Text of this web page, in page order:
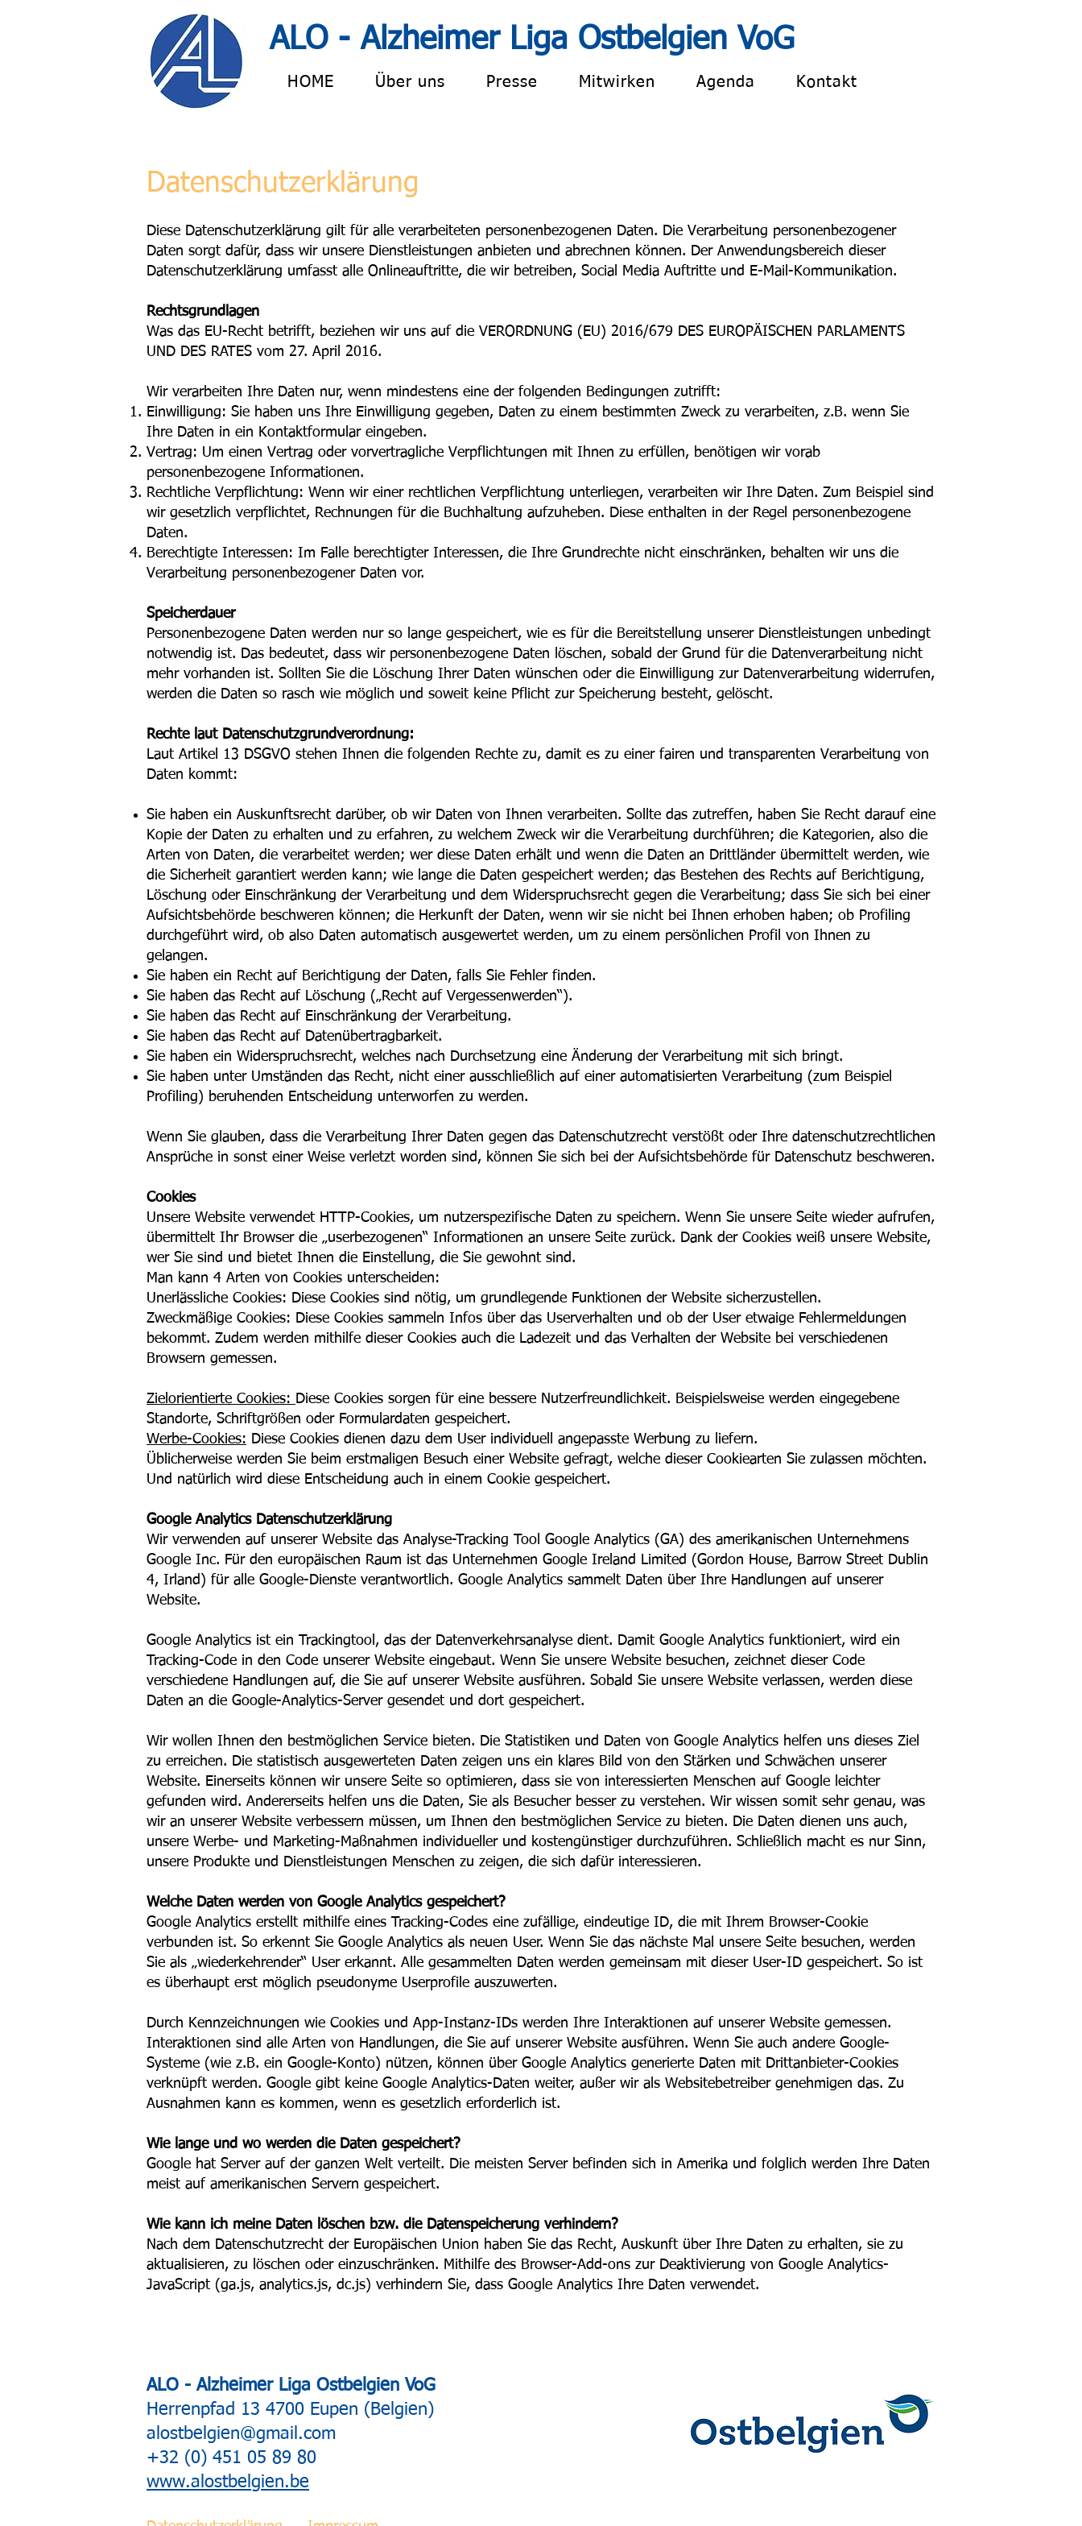
ALO - Alzheimer Liga Ostbelgien VoG
HOME Über uns Presse Mitwirken Agenda Kontakt
Datenschutzerklärung
Diese Datenschutzerklärung gilt für alle verarbeiteten personenbezogenen Daten. Die Verarbeitung personenbezogener
Daten sorgt dafür, dass wir unsere Dienstleistungen anbieten und abrechnen können. Der Anwendungsbereich dieser
Datenschutzerklärung umfasst alle Onlineauftritte, die wir betreiben, Social Media Auftritte und E-Mail-Kommunikation.
Rechtsgrundlagen
Was das EU-Recht betrifft, beziehen wir uns auf die VERORDNUNG (EU) 2016/679 DES EUROPÄISCHEN PARLAMENTS
UND DES RATES vom 27. April 2016.
Wir verarbeiten Ihre Daten nur, wenn mindestens eine der folgenden Bedingungen zutrifft:
Einwilligung: Sie haben uns Ihre Einwilligung gegeben, Daten zu einem bestimmten Zweck zu verarbeiten, z.B. wenn Sie
Ihre Daten in ein Kontaktformular eingeben.
Vertrag: Um einen Vertrag oder vorvertragliche Verpflichtungen mit Ihnen zu erfüllen, benötigen wir vorab
personenbezogene Informationen.
Rechtliche Verpflichtung: Wenn wir einer rechtlichen Verpflichtung unterliegen, verarbeiten wir Ihre Daten. Zum Beispiel sind
wir gesetzlich verpflichtet, Rechnungen für die Buchhaltung aufzuheben. Diese enthalten in der Regel personenbezogene
Daten.
Berechtigte Interessen: Im Falle berechtigter Interessen, die Ihre Grundrechte nicht einschränken, behalten wir uns die
Verarbeitung personenbezogener Daten vor.
Speicherdauer
Personenbezogene Daten werden nur so lange gespeichert, wie es für die Bereitstellung unserer Dienstleistungen unbedingt
notwendig ist. Das bedeutet, dass wir personenbezogene Daten löschen, sobald der Grund für die Datenverarbeitung nicht
mehr vorhanden ist. Sollten Sie die Löschung Ihrer Daten wünschen oder die Einwilligung zur Datenverarbeitung widerrufen,
werden die Daten so rasch wie möglich und soweit keine Pflicht zur Speicherung besteht, gelöscht.
Rechte laut Datenschutzgrundverordnung:
Laut Artikel 13 DSGVO stehen Ihnen die folgenden Rechte zu, damit es zu einer fairen und transparenten Verarbeitung von
Daten kommt:
Sie haben ein Auskunftsrecht darüber, ob wir Daten von Ihnen verarbeiten. Sollte das zutreffen, haben Sie Recht darauf eine
Kopie der Daten zu erhalten und zu erfahren, zu welchem Zweck wir die Verarbeitung durchführen; die Kategorien, also die
Arten von Daten, die verarbeitet werden; wer diese Daten erhält und wenn die Daten an Drittländer übermittelt werden, wie
die Sicherheit garantiert werden kann; wie lange die Daten gespeichert werden; das Bestehen des Rechts auf Berichtigung,
Löschung oder Einschränkung der Verarbeitung und dem Widerspruchsrecht gegen die Verarbeitung; dass Sie sich bei einer
Aufsichtsbehörde beschweren können; die Herkunft der Daten, wenn wir sie nicht bei Ihnen erhoben haben; ob Profiling
durchgeführt wird, ob also Daten automatisch ausgewertet werden, um zu einem persönlichen Profil von Ihnen zu
gelangen.
Sie haben ein Recht auf Berichtigung der Daten, falls Sie Fehler finden.
Sie haben das Recht auf Löschung („Recht auf Vergessenwerden“).
Sie haben das Recht auf Einschränkung der Verarbeitung.
Sie haben das Recht auf Datenübertragbarkeit.
Sie haben ein Widerspruchsrecht, welches nach Durchsetzung eine Änderung der Verarbeitung mit sich bringt.
Sie haben unter Umständen das Recht, nicht einer ausschließlich auf einer automatisierten Verarbeitung (zum Beispiel
Profiling) beruhenden Entscheidung unterworfen zu werden.
Wenn Sie glauben, dass die Verarbeitung Ihrer Daten gegen das Datenschutzrecht verstößt oder Ihre datenschutzrechtlichen
Ansprüche in sonst einer Weise verletzt worden sind, können Sie sich bei der Aufsichtsbehörde für Datenschutz beschweren.
​Cookies
Unsere Website verwendet HTTP-Cookies, um nutzerspezifische Daten zu speichern. Wenn Sie unsere Seite wieder aufrufen,
übermittelt Ihr Browser die „userbezogenen“ Informationen an unsere Seite zurück. Dank der Cookies weiß unsere Website,
wer Sie sind und bietet Ihnen die Einstellung, die Sie gewohnt sind.
Man kann 4 Arten von Cookies unterscheiden:
Unerlässliche Cookies: Diese Cookies sind nötig, um grundlegende Funktionen der Website sicherzustellen.
Zweckmäßige Cookies: Diese Cookies sammeln Infos über das Userverhalten und ob der User etwaige Fehlermeldungen
bekommt. Zudem werden mithilfe dieser Cookies auch die Ladezeit und das Verhalten der Website bei verschiedenen
Browsern gemessen.
Zielorientierte Cookies: Diese Cookies sorgen für eine bessere Nutzerfreundlichkeit. Beispielsweise werden eingegebene
Standorte, Schriftgrößen oder Formulardaten gespeichert.
Werbe-Cookies: Diese Cookies dienen dazu dem User individuell angepasste Werbung zu liefern.
Üblicherweise werden Sie beim erstmaligen Besuch einer Website gefragt, welche dieser Cookiearten Sie zulassen möchten.
Und natürlich wird diese Entscheidung auch in einem Cookie gespeichert.
​Google Analytics Datenschutzerklärung
Wir verwenden auf unserer Website das Analyse-Tracking Tool Google Analytics (GA) des amerikanischen Unternehmens
Google Inc. Für den europäischen Raum ist das Unternehmen Google Ireland Limited (Gordon House, Barrow Street Dublin
4, Irland) für alle Google-Dienste verantwortlich. Google Analytics sammelt Daten über Ihre Handlungen auf unserer
Website.
Google Analytics ist ein Trackingtool, das der Datenverkehrsanalyse dient. Damit Google Analytics funktioniert, wird ein
Tracking-Code in den Code unserer Website eingebaut. Wenn Sie unsere Website besuchen, zeichnet dieser Code
verschiedene Handlungen auf, die Sie auf unserer Website ausführen. Sobald Sie unsere Website verlassen, werden diese
Daten an die Google-Analytics-Server gesendet und dort gespeichert.
Wir wollen Ihnen den bestmöglichen Service bieten. Die Statistiken und Daten von Google Analytics helfen uns dieses Ziel
zu erreichen. Die statistisch ausgewerteten Daten zeigen uns ein klares Bild von den Stärken und Schwächen unserer
Website. Einerseits können wir unsere Seite so optimieren, dass sie von interessierten Menschen auf Google leichter
gefunden wird. Andererseits helfen uns die Daten, Sie als Besucher besser zu verstehen. Wir wissen somit sehr genau, was
wir an unserer Website verbessern müssen, um Ihnen den bestmöglichen Service zu bieten. Die Daten dienen uns auch,
unsere Werbe- und Marketing-Maßnahmen individueller und kostengünstiger durchzuführen. Schließlich macht es nur Sinn,
unsere Produkte und Dienstleistungen Menschen zu zeigen, die sich dafür interessieren.
Welche Daten werden von Google Analytics gespeichert?
Google Analytics erstellt mithilfe eines Tracking-Codes eine zufällige, eindeutige ID, die mit Ihrem Browser-Cookie
verbunden ist. So erkennt Sie Google Analytics als neuen User. Wenn Sie das nächste Mal unsere Seite besuchen, werden
Sie als „wiederkehrender“ User erkannt. Alle gesammelten Daten werden gemeinsam mit dieser User-ID gespeichert. So ist
es überhaupt erst möglich pseudonyme Userprofile auszuwerten.
Durch Kennzeichnungen wie Cookies und App-Instanz-IDs werden Ihre Interaktionen auf unserer Website gemessen.
Interaktionen sind alle Arten von Handlungen, die Sie auf unserer Website ausführen. Wenn Sie auch andere Google-
Systeme (wie z.B. ein Google-Konto) nützen, können über Google Analytics generierte Daten mit Drittanbieter-Cookies
verknüpft werden. Google gibt keine Google Analytics-Daten weiter, außer wir als Websitebetreiber genehmigen das. Zu
Ausnahmen kann es kommen, wenn es gesetzlich erforderlich ist.
Wie lange und wo werden die Daten gespeichert?
Google hat Server auf der ganzen Welt verteilt. Die meisten Server befinden sich in Amerika und folglich werden Ihre Daten
meist auf amerikanischen Servern gespeichert.
Wie kann ich meine Daten löschen bzw. die Datenspeicherung verhindern?
Nach dem Datenschutzrecht der Europäischen Union haben Sie das Recht, Auskunft über Ihre Daten zu erhalten, sie zu
aktualisieren, zu löschen oder einzuschränken. Mithilfe des Browser-Add-ons zur Deaktivierung von Google Analytics-
JavaScript (ga.js, analytics.js, dc.js) verhindern Sie, dass Google Analytics Ihre Daten verwendet.
ALO - Alzheimer Liga Ostbelgien VoG
Herrenpfad 13 4700 Eupen (Belgien)
alostbelgien@gmail.com
+32 (0) 451 05 89 80
www.alostbelgien.be